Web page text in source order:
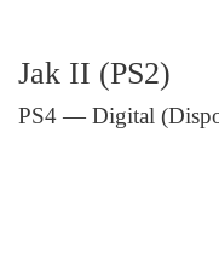
Jak II (PS2)
PS4 — Digital